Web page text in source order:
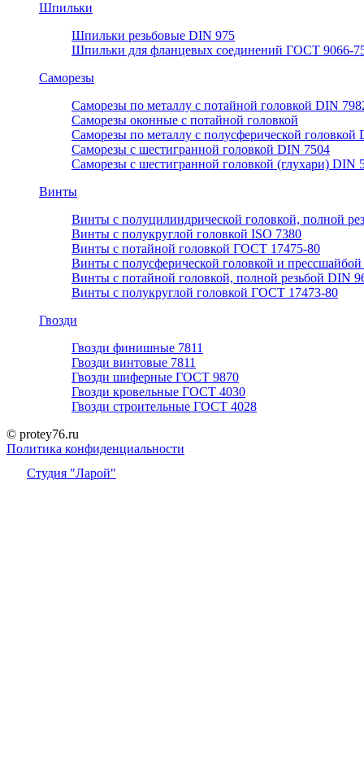
Шпильки
Шпильки резьбовые DIN 975
Шпильки для фланцевых соединений ГОСТ 9066-
Саморезы
Саморезы по металлу с потайной головкой DIN
Саморезы оконные с потайной головкой
Саморезы по металлу с полусферической головкой
Саморезы с шестигранной головкой DIN 7504
Саморезы с шестигранной головкой (глухари) DIN
Винты
Винты с полуцилиндрической головкой, полной
Винты с полукруглой головкой ISO 7380
Винты с потайной головкой ГОСТ 17475-80
Винты с полусферической головкой и
Винты с потайной головкой, полной резьбой DIN
Винты с полукруглой головкой ГОСТ 17473-80
Гвозди
Гвозди финишные 7811
Гвозди винтовые 7811
Гвозди шиферные ГОСТ 9870
Гвозди кровельные ГОСТ 4030
Гвозди строительные ГОСТ 4028
© protey76.ru
Политика конфиденциальности
Студия "Ларой"